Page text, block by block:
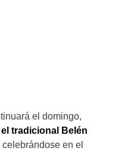
el domingo,
el tradicional Belén
en el